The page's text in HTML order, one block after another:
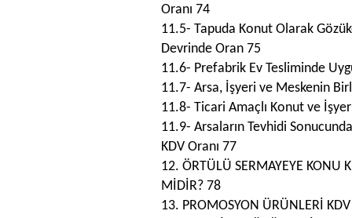
Oranı 74
11.5- Tapuda Konut Olarak
Devrinde Oran 75
11.6- Prefabrik Ev Tesliminde
11.7- Arsa, İşyeri ve Meskenin
11.8- Ticari Amaçlı Konut ve
11.9- Arsaların Tevhidi
KDV Oranı 77
12. ÖRTÜLÜ SERMAYEYE KONU
MİDİR? 78
13. PROMOSYON ÜRÜNLERİ